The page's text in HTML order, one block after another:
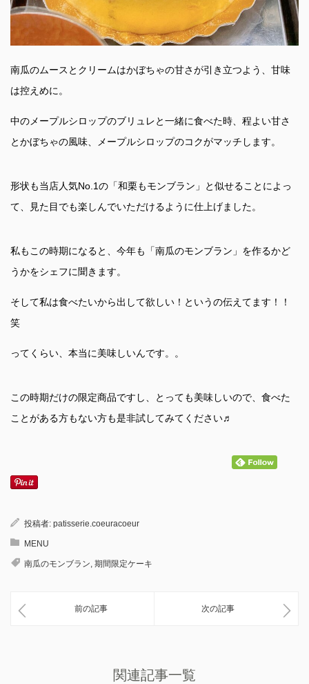
南瓜のムースとクリームはかぼちゃの甘さが引き立つよう、甘味
は控えめに。
中のメープルシロップのブリュレと一緒に食べた時、程よい甘さ
とかぼちゃの風味、メープルシロップのコクがマッチします。
形状も当店人気No.1の「和栗もモンブラン」と似せることによっ
て、見た目でも楽しんでいただけるように仕上げました。
私もこの時期になると、今年も「南瓜のモンブラン」を作るかど
うかをシェフに聞きます。
そして私は食べたいから出して欲しい！というの伝えてます！！
笑
ってくらい、本当に美味しいんです。。
この時期だけの限定商品ですし、とっても美味しいので、食べた
ことがある方もない方も是非試してみてください♬
投稿者: patisserie.coeuracoeur
MENU
南瓜のモンブラン, 期間限定ケーキ
前の記事 次の記事
関連記事一覧